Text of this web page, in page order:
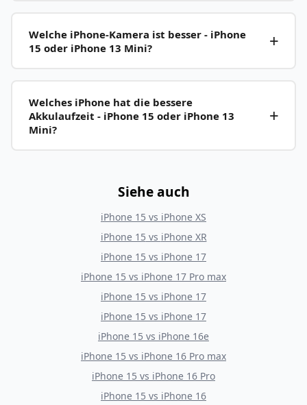
Welche iPhone-Kamera ist besser - iPhone
15 oder iPhone 13 Mini?
Welches iPhone hat die bessere
Akkulaufzeit - iPhone 15 oder iPhone 13
Mini?
Siehe auch
iPhone 15 vs iPhone XS
iPhone 15 vs iPhone XR
iPhone 15 vs iPhone 17
iPhone 15 vs iPhone 17 Pro max
iPhone 15 vs iPhone 17
iPhone 15 vs iPhone 17
iPhone 15 vs iPhone 16e
iPhone 15 vs iPhone 16 Pro max
iPhone 15 vs iPhone 16 Pro
iPhone 15 vs iPhone 16